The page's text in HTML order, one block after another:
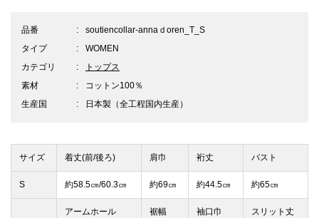
品番
soutiencollar-annaｄoren_T_S
タイプ
WOMEN
カテゴリ
トップス
素材
コットン100％
生産国
日本製（全工程国内生産）
サイズ 着丈(前/後ろ) 肩巾 裄丈 バスト
S 約58.5㎝/60.3㎝ 約69㎝ 約44.5㎝ 約65㎝
アームホール 裾幅 袖口巾 スリット丈